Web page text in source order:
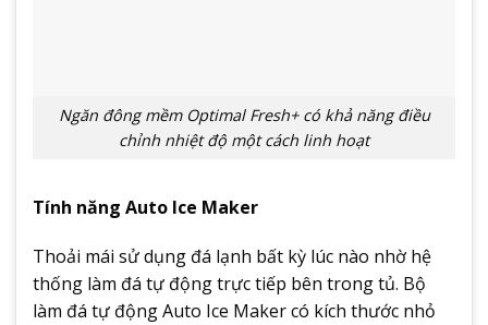
Ngăn đông mềm Optimal Fresh+ có khả năng điều
chỉnh nhiệt độ một cách linh hoạt
Tính năng Auto Ice Maker
Thoải mái sử dụng đá lạnh bất kỳ lúc nào nhờ hệ
thống làm đá tự động trực tiếp bên trong tủ. Bộ
làm đá tự động Auto Ice Maker có kích thước nhỏ